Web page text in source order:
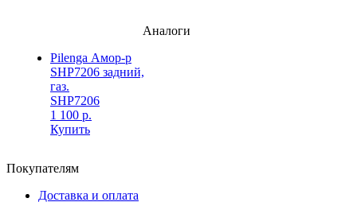
Аналоги
Pilenga Амор-р
SHP7206 задний,
газ.
SHP7206
1 100 р.
Купить
Покупателям
Доставка и оплата